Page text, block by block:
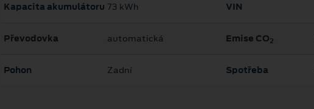
Kapacita akumulátoru 73 kWh
Převodovka automatická
Pohon Zadní
VIN
Emise CO2
Spotřeba